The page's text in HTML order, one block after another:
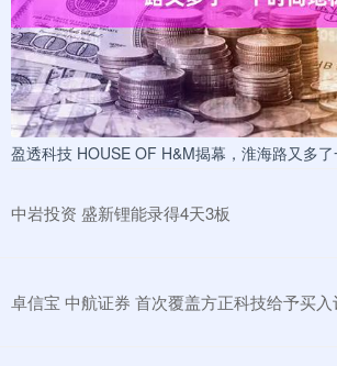
盈透科技 HOUSE OF H&M揭幕，淮海路又多
中岩投资 盛新锂能录得4天3板
卓信宝 中航证券 首次覆盖方正科技给予买入